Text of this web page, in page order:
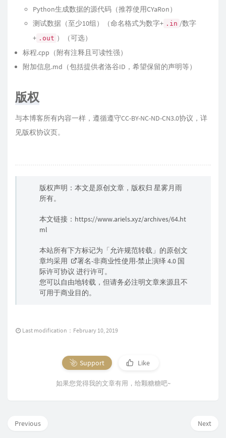
Python生成数据的源代码（推荐使用CYaRon）
测试数据（至少10组）（命名格式为数字+ .in /数字
+ .out ）（可选）
标程.cpp（附有注释且可读性强）
附加信息.md（包括提供者洛谷ID，希望保留的声明等）
版权
与本博客所有内容一样，遵循遵守CC-BY-NC-ND-CN3.0协议，详
见版权协议页。
版权声明：本文是原创文章，版权归 星雾月雨
所有。
本文链接： https://www.ariels.xyz/archives/64.ht
ml
本站所有下方标记为「允许规范转载」的原创文
章均采用
署名-非商业性使用-禁止演绎 4.0 国
际许可协议 进行许可。
您可以自由地转载，但请务必注明文章来源且不
可用于商业目的。
Last modification：February 10, 2019
Support Like
如果您觉得我的文章有用，给颗糖糖吧~
Next
Previous